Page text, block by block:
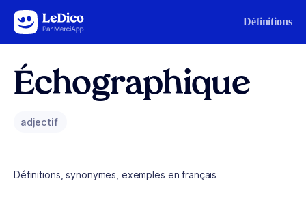
Aller au contenu Définitions
Échographique
adjectif
Définitions, synonymes, exemples en français